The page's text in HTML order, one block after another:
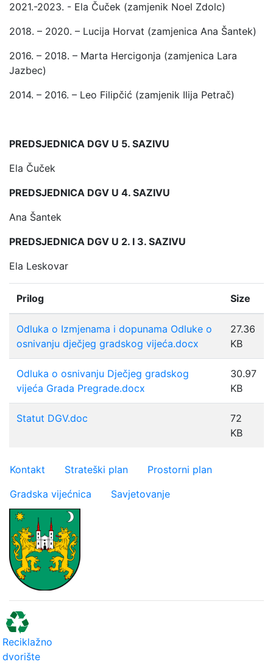
2021.-2023. - Ela Čuček (zamjenik Noel Zdolc)
2018. – 2020. – Lucija Horvat (zamjenica Ana Šantek)
2016. – 2018. – Marta Hercigonja (zamjenica Lara
Jazbec)
2014. – 2016. – Leo Filipčić (zamjenik Ilija Petrač)
PREDSJEDNICA DGV U 5. SAZIVU
Ela Čuček
PREDSJEDNICA DGV U 4. SAZIVU
Ana Šantek
PREDSJEDNICA DGV U 2. I 3. SAZIVU
Ela Leskovar
Prilog Size
Odluka o Izmjenama i dopunama Odluke o
osnivanju dječjeg gradskog vijeća.docx
27.36
KB
Odluka o osnivanju Dječjeg gradskog
vijeća Grada Pregrade.docx
30.97
KB
Statut DGV.doc
72
KB
Važniji linkovi
Kontakt Strateški plan
Prostorni plan
Gradska vijećnica
Savjetovanje
Reciklažno
dvorište